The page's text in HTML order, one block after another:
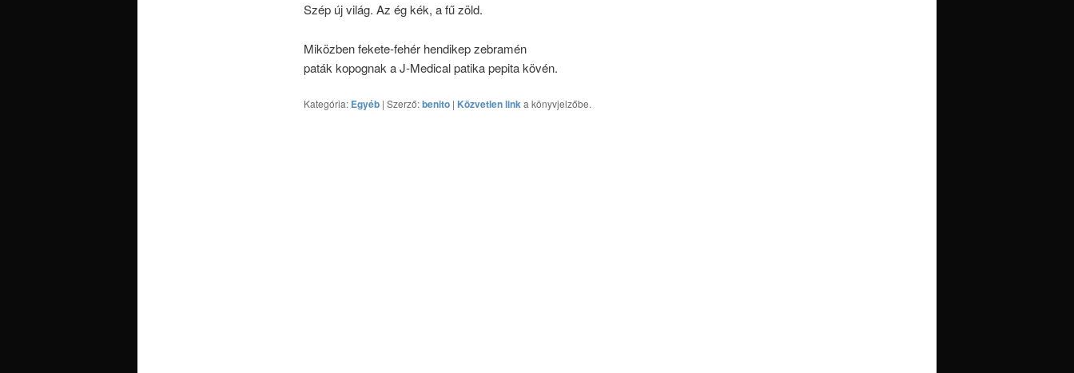
Szép új világ. Az ég kék, a fű zöld.
Miközben fekete-fehér hendikep zebramén
paták kopognak a J-Medical patika pepita kövén.
Kategória: Egyéb| Szerző:benito| Közvetlen linka könyvjelzőbe.